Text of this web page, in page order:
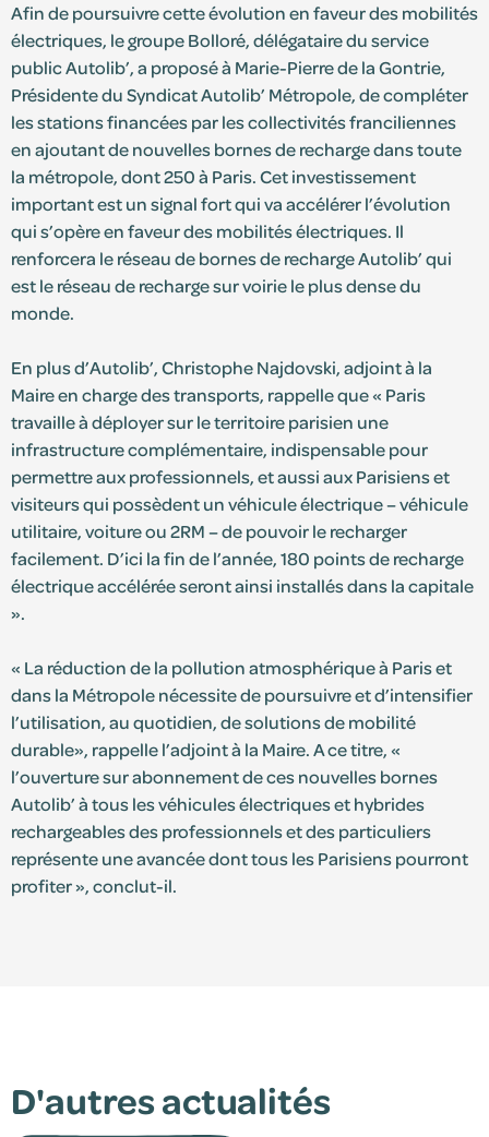
Afin de poursuivre cette évolution en faveur des mobilités
électriques, le groupe Bolloré, délégataire du service
public Autolib’, a proposé à Marie-Pierre de la Gontrie,
Présidente du Syndicat Autolib’ Métropole, de compléter
les stations financées par les collectivités franciliennes
en ajoutant de nouvelles bornes de recharge dans toute
la métropole, dont 250 à Paris. Cet investissement
important est un signal fort qui va accélérer l’évolution
qui s’opère en faveur des mobilités électriques. Il
renforcera le réseau de bornes de recharge Autolib’ qui
est le réseau de recharge sur voirie le plus dense du
monde.
En plus d’Autolib’, Christophe Najdovski, adjoint à la
Maire en charge des transports, rappelle que « Paris
travaille à déployer sur le territoire parisien une
infrastructure complémentaire, indispensable pour
permettre aux professionnels, et aussi aux Parisiens et
visiteurs qui possèdent un véhicule électrique – véhicule
utilitaire, voiture ou 2RM – de pouvoir le recharger
facilement. D’ici la fin de l’année, 180 points de recharge
électrique accélérée seront ainsi installés dans la capitale
».
« La réduction de la pollution atmosphérique à Paris et
dans la Métropole nécessite de poursuivre et d’intensifier
l’utilisation, au quotidien, de solutions de mobilité
durable», rappelle l’adjoint à la Maire. A ce titre, «
l’ouverture sur abonnement de ces nouvelles bornes
Autolib’ à tous les véhicules électriques et hybrides
rechargeables des professionnels et des particuliers
représente une avancée dont tous les Parisiens pourront
profiter », conclut-il.
D'autres actualités